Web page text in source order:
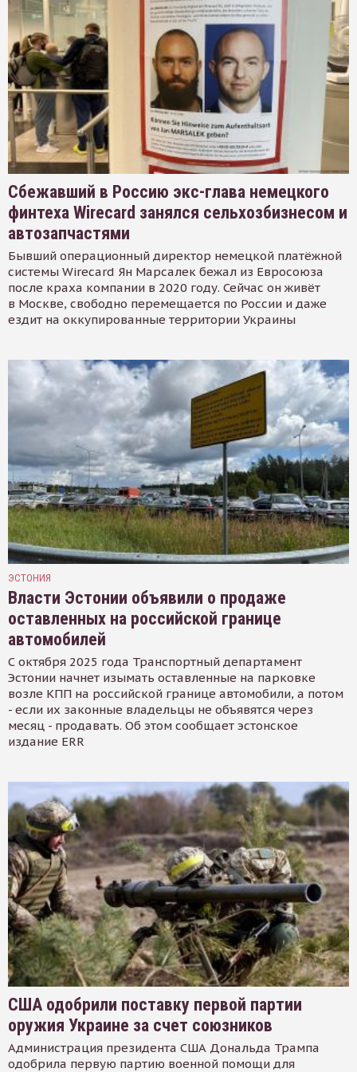
Сбежавший в Россию экс-глава немецкого
финтеха Wirecard занялся сельхозбизнесом и
автозапчастями
Бывший операционный директор немецкой платёжной
системы Wirecard Ян Марсалек бежал из Евросоюза
после краха компании в 2020 году. Сейчас он живёт
в Москве, свободно перемещается по России и даже
ездит на оккупированные территории Украины
ЭСТОНИЯ
Власти Эстонии объявили о продаже
оставленных на российской границе
автомобилей
С октября 2025 года Транспортный департамент
Эстонии начнет изымать оставленные на парковке
возле КПП на российской границе автомобили, а потом
- если их законные владельцы не объявятся через
месяц - продавать. Об этом сообщает эстонское
издание ERR
США одобрили поставку первой партии
оружия Украине за счет союзников
Администрация президента США Дональда Трампа
одобрила первую партию военной помощи для